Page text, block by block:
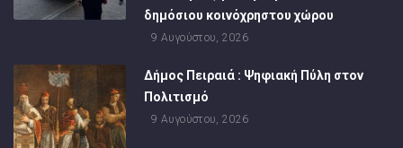
δημόσιου κοινόχρηστου χώρου
9 Αυγούστου, 2026
Δήμος Πειραιά : Ψηφιακή Πύλη στον
Πολιτισμό
9 Αυγούστου, 2026